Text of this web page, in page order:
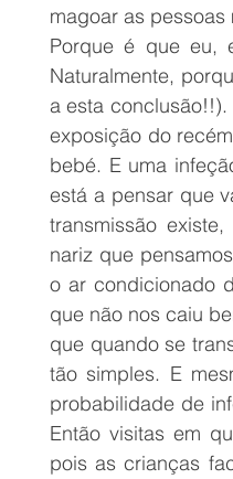
magoar as pessoas
Porque é que eu,
Naturalmente,
a esta
exposição do
bebé. E uma
está a pensar que
transmissão
nariz que
o ar condicionado
que não nos caiu
que quando se
tão simples. E
probabilidade de
Então visitas em
pois as crianças